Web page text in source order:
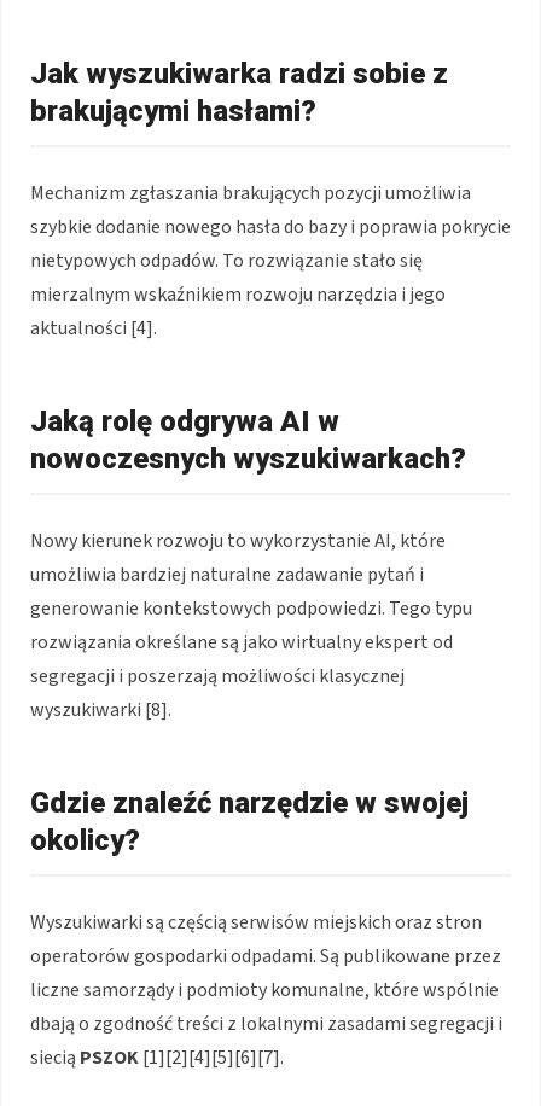
Jak wyszukiwarka radzi sobie z
brakującymi hasłami?
Mechanizm zgłaszania brakujących pozycji umożliwia
szybkie dodanie nowego hasła do bazy i poprawia pokrycie
nietypowych odpadów. To rozwiązanie stało się
mierzalnym wskaźnikiem rozwoju narzędzia i jego
aktualności [4].
Jaką rolę odgrywa AI w
nowoczesnych wyszukiwarkach?
Nowy kierunek rozwoju to wykorzystanie AI, które
umożliwia bardziej naturalne zadawanie pytań i
generowanie kontekstowych podpowiedzi. Tego typu
rozwiązania określane są jako wirtualny ekspert od
segregacji i poszerzają możliwości klasycznej
wyszukiwarki [8].
Gdzie znaleźć narzędzie w swojej
okolicy?
Wyszukiwarki są częścią serwisów miejskich oraz stron
operatorów gospodarki odpadami. Są publikowane przez
liczne samorządy i podmioty komunalne, które wspólnie
dbają o zgodność treści z lokalnymi zasadami segregacji i
siecią PSZOK[1][2][4][5][6][7].